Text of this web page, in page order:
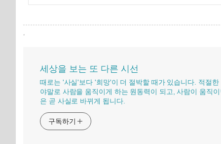
,
세상을 보는 또 다른 시선
때로는 '사실'보다 '희망'이 더 절박할 때가 있습니다. 적절한
야말로 사람을 움직이게 하는 원동력이 되고, 사람이 움직
은 곧 사실로 바뀌게 됩니다.
구독하기